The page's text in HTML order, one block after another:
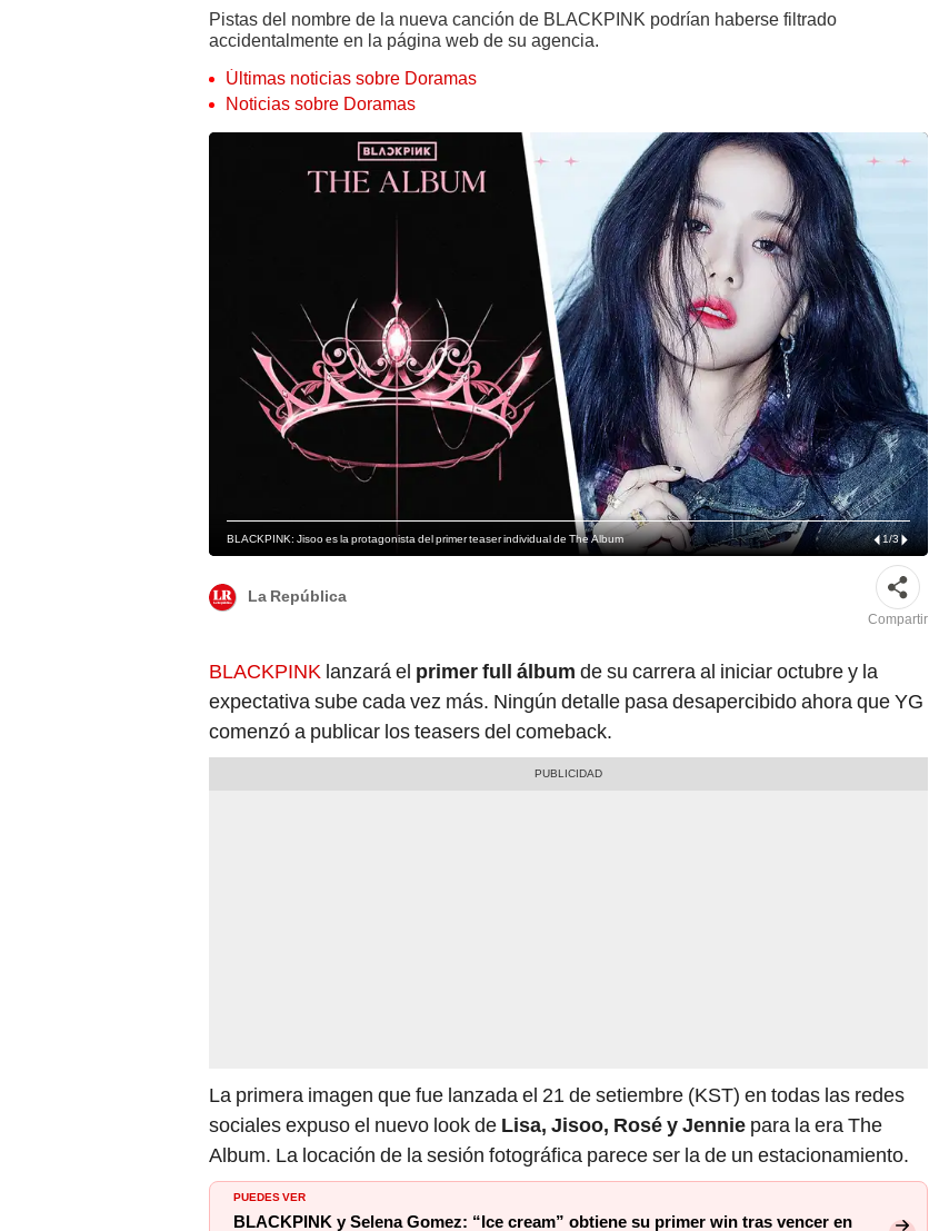
Pistas del nombre de la nueva canción de BLACKPINK podrían haberse filtrado
accidentalmente en la página web de su agencia.
Últimas noticias sobre Doramas
Noticias sobre Doramas
BLACKPINK: Jisoo es la protagonista del primer teaser individual de The Album 1/3
La República
Compartir
BLACKPINK lanzará el primer full álbum de su carrera al iniciar octubre y la
expectativa sube cada vez más. Ningún detalle pasa desapercibido ahora que YG
comenzó a publicar los teasers del comeback.
La primera imagen que fue lanzada el 21 de setiembre (KST) en todas las redes
sociales expuso el nuevo look de Lisa, Jisoo, Rosé y Jennie para la era The
Album. La locación de la sesión fotográfica parece ser la de un estacionamiento.
PUEDES VER
BLACKPINK y Selena Gomez: “Ice cream” obtiene su primer win tras vencer en